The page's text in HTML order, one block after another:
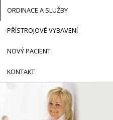
ORDINACE A SLUŽBY
PŘÍSTROJOVÉ VYBAVENÍ
NOVÝ PACIENT
KONTAKT